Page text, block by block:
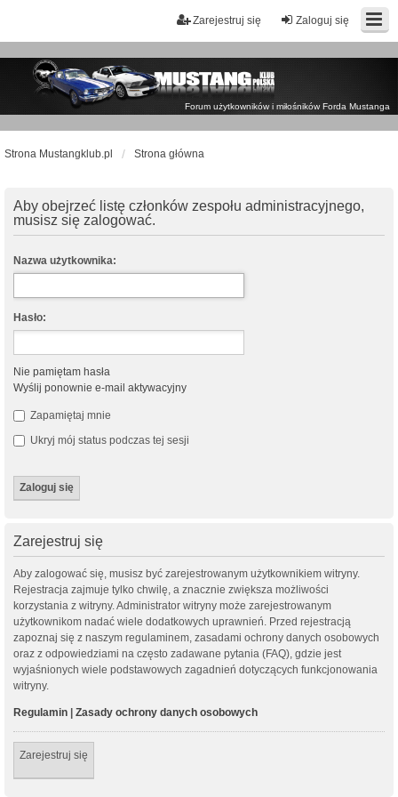
Zaloguj się
Zarejestruj się
Forum użytkowników i miłośników Forda Mustanga
Strona Mustangklub.pl Strona główna
Aby obejrzeć listę członków zespołu administracyjnego,
musisz się zalogować.
Nazwa użytkownika:
Hasło:
Nie pamiętam hasła
Wyślij ponownie e-mail aktywacyjny
Zapamiętaj mnie
Ukryj mój status podczas tej sesji
Zarejestruj się
Aby zalogować się, musisz być zarejestrowanym użytkownikiem witryny.
Rejestracja zajmuje tylko chwilę, a znacznie zwiększa możliwości
korzystania z witryny. Administrator witryny może zarejestrowanym
użytkownikom nadać wiele dodatkowych uprawnień. Przed rejestracją
zapoznaj się z naszym regulaminem, zasadami ochrony danych osobowych
oraz z odpowiedziami na często zadawane pytania (FAQ), gdzie jest
wyjaśnionych wiele podstawowych zagadnień dotyczących funkcjonowania
witryny.
Regulamin | Zasady ochrony danych osobowych
Zarejestruj się